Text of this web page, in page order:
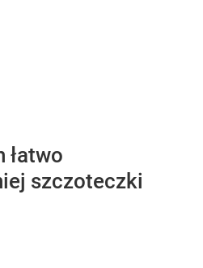
łatwo
szczoteczki